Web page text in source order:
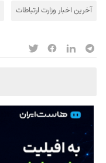
آخرین اخبار وزارت ارتباطات